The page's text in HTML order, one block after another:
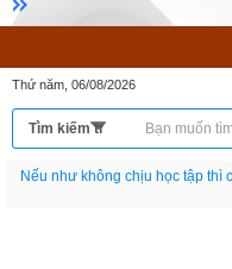
Thứ năm, 06/08/2026
Nếu như không chịu học tập thì